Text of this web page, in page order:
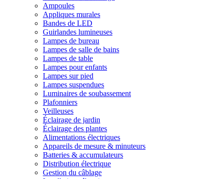
Ampoules
Appliques murales
Bandes de LED
Guirlandes lumineuses
Lampes de bureau
Lampes de salle de bains
Lampes de table
Lampes pour enfants
Lampes sur pied
Lampes suspendues
Luminaires de soubassement
Plafonniers
Veilleuses
Éclairage de jardin
Éclairage des plantes
Alimentations électriques
Appareils de mesure & minuteurs
Batteries & accumulateurs
Distribution électrique
Gestion du câblage